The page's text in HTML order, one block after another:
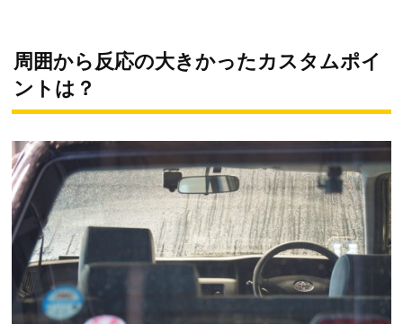
周囲から反応の大きかったカスタムポイ
ントは？